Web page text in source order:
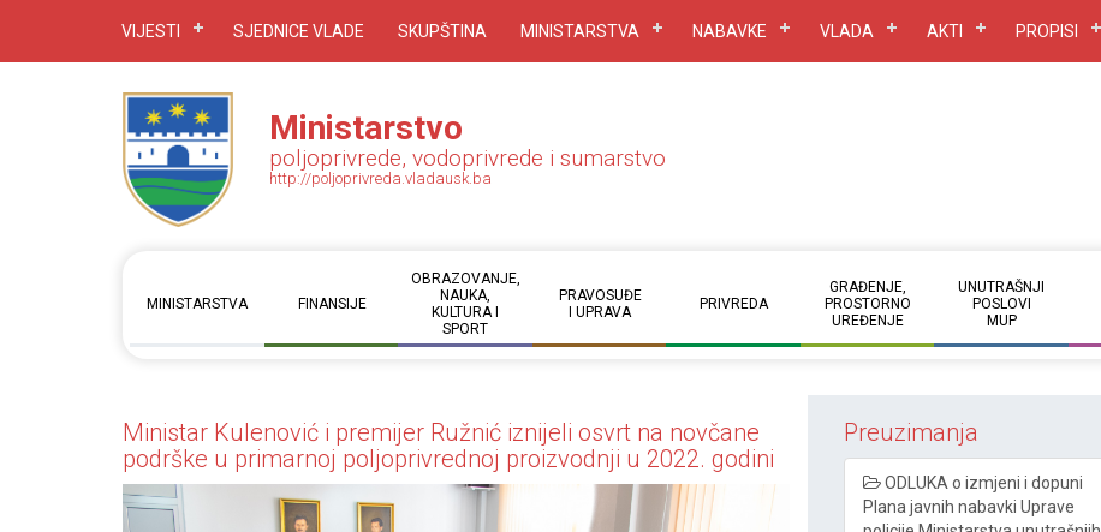
VIJESTI SJEDNICE VLADE SKUPŠTINA MINISTARSTVA NABAVKE VLADA AKTI PROPISI
Ministarstvo
poljoprivrede, vodoprivrede i sumarstvo
http://poljoprivreda.vladausk.ba
MINISTARSTVA FINANSIJE
OBRAZOVANJE,
NAUKA,
KULTURA I
SPORT
PRAVOSUĐE
I UPRAVA
PRIVREDA
GRAĐENJE,
PROSTORNO
UREĐENJE
UNUTRAŠNJI
POSLOVI
MUP
Ministar Kulenović i premijer Ružnić iznijeli osvrt na novčane
podrške u primarnoj poljoprivrednoj proizvodnji u 2022. godini
Preuzimanja
ODLUKA o izmjeni i dopuni
Plana javnih nabavki Uprave